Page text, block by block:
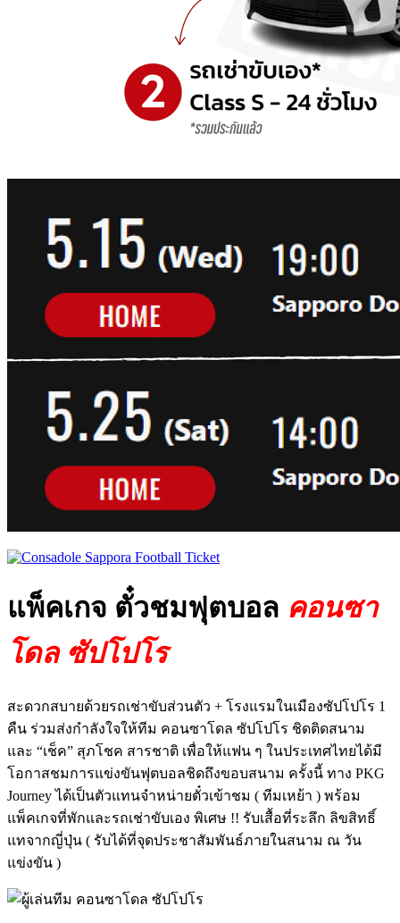
แพ็คเกจ ตั๋วชมฟุตบอล คอนซา
โดล ซัปโปโร
สะดวกสบายด้วยรถเช่าขับส่วนตัว + โรงแรมในเมืองซัปโปโร 1
คืน ร่วมส่งกําลังใจให้ทีม คอนซาโดล ซัปโปโร ชิดติดสนาม
และ “เช็ค” สุภโชค สารชาติ เพื่อให้แฟน ๆ ในประเทศไทยได้มี
โอกาสชมการแข่งขันฟุตบอลชิดถึงขอบสนาม ครั้งนี้ ทาง PKG
Journey ได้เป็นตัวแทนจําหน่ายตั๋วเข้าชม ( ทีมเหย้า ) พร้อม
แพ็คเกจที่พักและรถเช่าขับเอง พิเศษ !! รับเสื้อที่ระลึก ลิขสิทธิ์
แทจากญี่ปุ่น ( รับได้ที่จุดประชาสัมพันธ์ภายในสนาม ณ วัน
แข่งขัน )